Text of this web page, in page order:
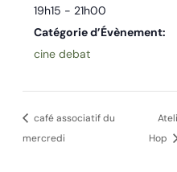
19h15 - 21h00
Catégorie d’Évènement:
cine debat
café associatif du
mercredi
Hop